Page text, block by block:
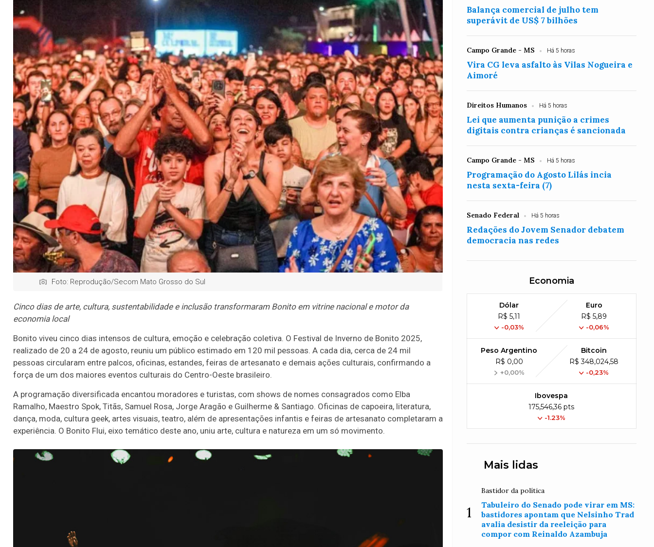
Foto: Reprodução/Secom Mato Grosso do Sul
Cinco dias de arte, cultura, sustentabilidade e inclusão transformaram Bonito em vitrine nacional e motor da
economia local
Bonito viveu cinco dias intensos de cultura, emoção e celebração coletiva. O Festival de Inverno de Bonito 2025,
realizado de 20 a 24 de agosto, reuniu um público estimado em 120 mil pessoas. A cada dia, cerca de 24 mil
pessoas circularam entre palcos, oficinas, estandes, feiras de artesanato e demais ações culturais, confirmando a
força de um dos maiores eventos culturais do Centro-Oeste brasileiro.
A programação diversificada encantou moradores e turistas, com shows de nomes consagrados como Elba
Ramalho, Maestro Spok, Titãs, Samuel Rosa, Jorge Aragão e Guilherme & Santiago. Oficinas de capoeira, literatura,
dança, moda, cultura geek, artes visuais, teatro, além de apresentações infantis e feiras de artesanato completaram a
experiência. O Bonito Flui, eixo temático deste ano, uniu arte, cultura e natureza em um só movimento.
Balança comercial de julho tem
superávit de US$ 7 bilhões
Campo Grande - MS Há 5 horas
Vira CG leva asfalto às Vilas Nogueira e
Aimoré
Direitos Humanos Há 5 horas
Lei que aumenta punição a crimes
digitais contra crianças é sancionada
Campo Grande - MS Há 5 horas
Programação do Agosto Lilás incia
nesta sexta-feira (7)
Senado Federal Há 5 horas
Redações do Jovem Senador debatem
democracia nas redes
Economia
Dólar
R$ 5,11
-0,03%
Euro
R$ 5,89
-0,06%
Peso Argentino
R$ 0,00
+0,00%
Bitcoin
R$ 348,024,58
-0,23%
Ibovespa
175,546,36 pts
-1.23%
Mais lidas
1
Bastidor da política
Tabuleiro do Senado pode virar em MS:
bastidores apontam que Nelsinho Trad
avalia desistir da reeleição para
compor com Reinaldo Azambuja